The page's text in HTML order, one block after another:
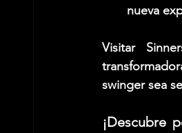
nueva
Visitar
swinger sea
¡Descubre